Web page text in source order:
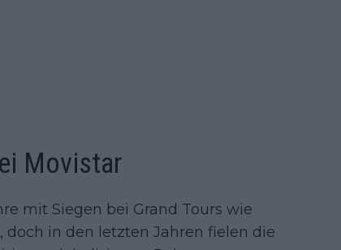
Movistar
mit Siegen bei Grand Tours wie
doch in den letzten Jahren fielen die